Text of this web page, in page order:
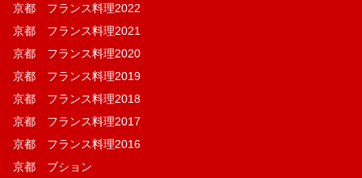
京都 フランス料理2022
京都 フランス料理2021
京都 フランス料理2020
京都 フランス料理2019
京都 フランス料理2018
京都 フランス料理2017
京都 フランス料理2016
京都 ブション